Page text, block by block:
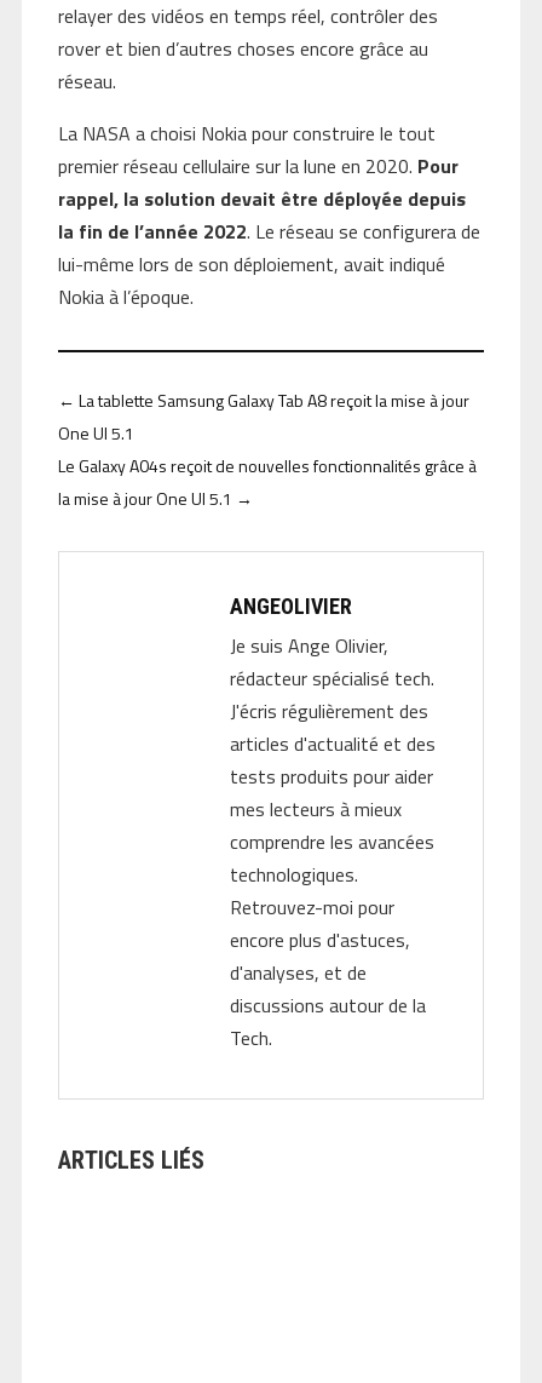
relayer des vidéos en temps réel, contrôler des
rover et bien d’autres choses encore grâce au
réseau.
La NASA a choisi Nokia pour construire le tout
premier réseau cellulaire sur la lune en 2020. Pour
rappel, la solution devait être déployée depuis
la fin de l’année 2022. Le réseau se configurera de
lui-même lors de son déploiement, avait indiqué
Nokia à l’époque.
← La tablette Samsung Galaxy Tab A8 reçoit la mise à jour
One UI 5.1
Le Galaxy A04s reçoit de nouvelles fonctionnalités grâce à
la mise à jour One UI 5.1 →
ANGEOLIVIER
Je suis Ange Olivier,
rédacteur spécialisé tech.
J'écris régulièrement des
articles d'actualité et des
tests produits pour aider
mes lecteurs à mieux
comprendre les avancées
technologiques.
Retrouvez-moi pour
encore plus d'astuces,
d'analyses, et de
discussions autour de la
Tech.
ARTICLES LIÉS